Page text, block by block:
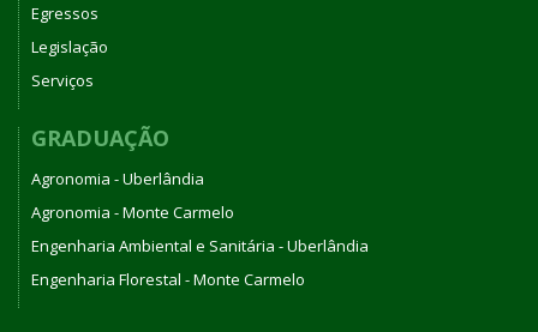
Egressos
Legislação
Serviços
GRADUAÇÃO
Agronomia - Uberlândia
Agronomia - Monte Carmelo
Engenharia Ambiental e Sanitária - Uberlândia
Engenharia Florestal - Monte Carmelo